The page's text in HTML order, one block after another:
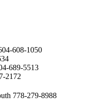
608-1050
689-5513
2172
778-279-8988